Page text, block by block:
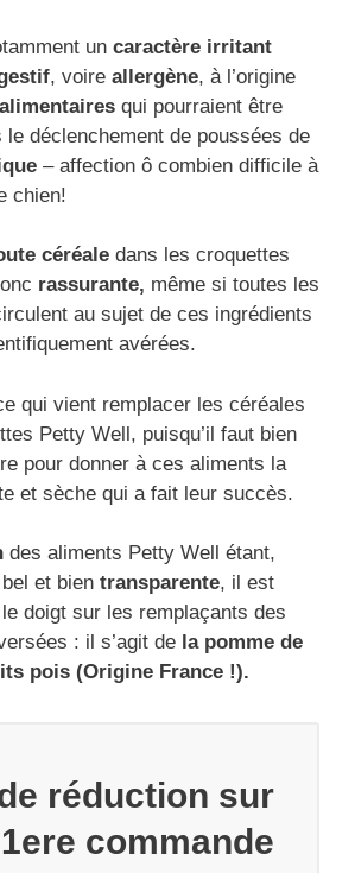
un caractère irritant
, voire allergène, à l’origine
qui pourraient être
le déclenchement de poussées de
– affection ô combien difficile à
chien!
céréale dans les croquettes
rassurante, même si toutes les
au sujet de ces ingrédients
avérées.
qui vient remplacer les céréales
Petty Well, puisqu’il faut bien
pour donner à ces aliments la
et sèche qui a fait leur succès.
des aliments Petty Well étant,
et bien transparente, il est
doigt sur les remplaçants des
: il s’agit de la pomme de
pois (Origine France !).
réduction sur
commande